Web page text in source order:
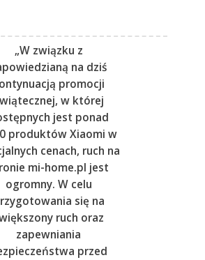
„W związku z
na dziś
promocji
w której
jest ponad
produktów Xiaomi w
cenach, ruch na
mi-home.pl jest
ogromny. W celu
się na
ruch oraz
zapewniania
przed